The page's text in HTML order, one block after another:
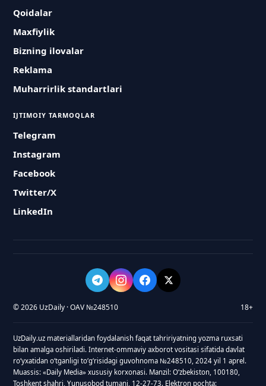
Qoidalar
Maxfiylik
Bizning ilovalar
Reklama
Muharrirlik standartlari
IJTIMOIY TARMOQLAR
Telegram
Instagram
Facebook
Twitter/X
LinkedIn
© 2026 UzDaily · OAV №248510 18+
UzDaily.uz materiallaridan foydalanish faqat tahririyatning yozma ruxsati
bilan amalga oshiriladi. Internet-ommaviy axborot vositasi sifatida davlat
roʻyxatidan oʻtganligi toʻgʻrisidagi guvohnoma №248510, 2024 yil 1 aprel.
Muassis: «Daily Media» xususiy korxonasi. Manzil: Oʻzbekiston, 100180,
Toshkent shahri, Yunusobod tumani, 12-27-73. Elektron pochta: